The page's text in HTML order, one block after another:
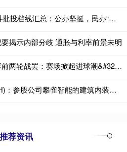
南京股票配资 福建2026本科批投档线汇总：公办坚挺，民办“地板价”
揭示内部分歧 通胀与利率前景未明
散户股票配资 世界杯小组赛前两轮战罢：赛场掀起进球潮&#32;多项纪录被改写
专业配资 映翰通(688080.SH)：参股公司攀雀智能的建筑内装机器人暂未采用物理AI技术
推荐资讯